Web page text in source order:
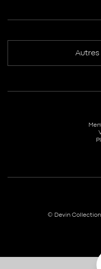
© Devin Collection